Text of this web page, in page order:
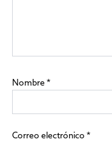
Nombre*
Correo electrónico *